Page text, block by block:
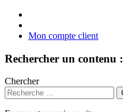
Mon compte client
Rechercher un contenu :
Chercher